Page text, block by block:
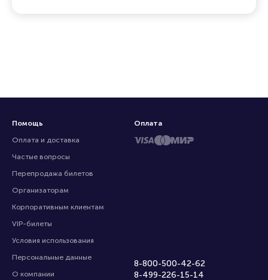
Помощь
Оплата и доставка
Частые вопросы
Перепродажа билетов
Организаторам
Корпоративным клиентам
VIP-билеты
Условия использования
Персональные данные
О компании
8-800-500-42-62
8-499-226-15-14
Оплата